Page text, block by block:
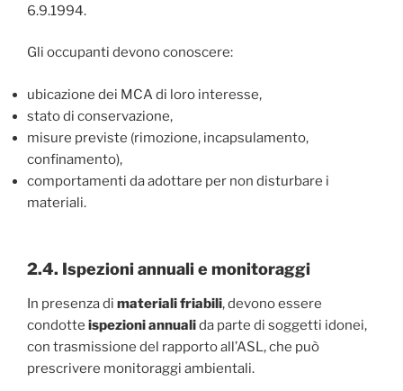
6.9.1994.
Gli occupanti devono conoscere:
ubicazione dei MCA di loro interesse,
stato di conservazione,
misure previste (rimozione, incapsulamento,
confinamento),
comportamenti da adottare per non disturbare i
materiali.
2.4. Ispezioni annuali e monitoraggi
In presenza di materiali friabili, devono essere
condotte ispezioni annualida parte di soggetti idonei,
con trasmissione del rapporto all’ASL, che può
prescrivere monitoraggi ambientali.